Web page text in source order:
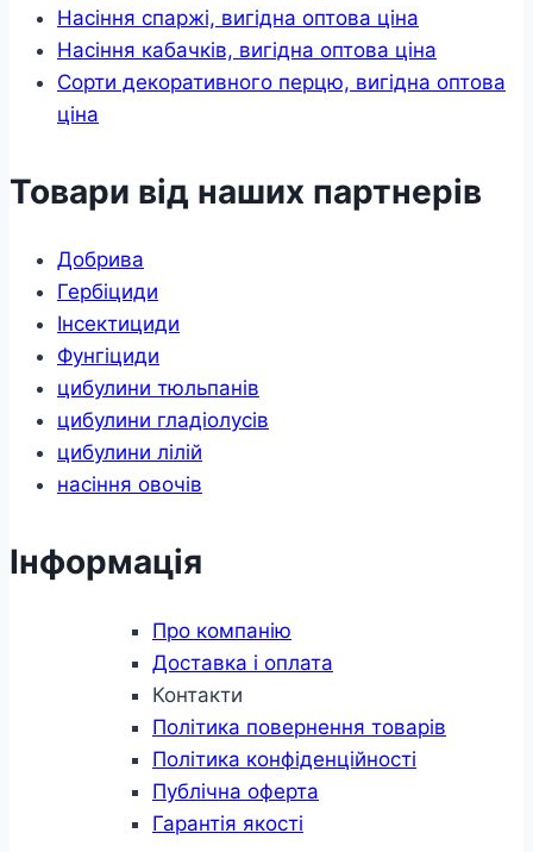
Насіння спаржі, вигідна оптова ціна
Насіння кабачків, вигідна оптова ціна
Сорти декоративного перцю, вигідна оптова
ціна
Товари від наших партнерів
Добрива
Гербіциди
Інсектициди
Фунгіциди
цибулини тюльпанів
цибулини гладіолусів
цибулини лілій
насіння овочів
Інформація
Про компанію
Доставка і оплата
Контакти
Політика повернення товарів
Політика конфіденційності
Публічна оферта
Гарантія якості